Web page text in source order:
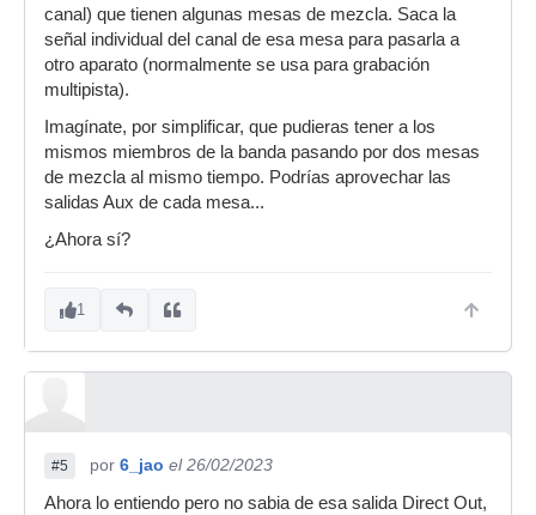
canal) que tienen algunas mesas de mezcla. Saca la
señal individual del canal de esa mesa para pasarla a
otro aparato (normalmente se usa para grabación
multipista).
Imagínate, por simplificar, que pudieras tener a los
mismos miembros de la banda pasando por dos mesas
de mezcla al mismo tiempo. Podrías aprovechar las
salidas Aux de cada mesa...
¿Ahora sí?
1
#5 por 6_jao el 26/02/2023
Ahora lo entiendo pero no sabia de esa salida Direct Out,